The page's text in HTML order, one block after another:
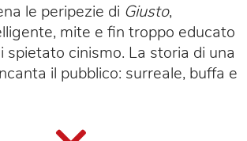
le peripezie di Giusto,
mite e fin troppo educato
spietato cinismo. La storia di una
il pubblico: surreale, buffa e